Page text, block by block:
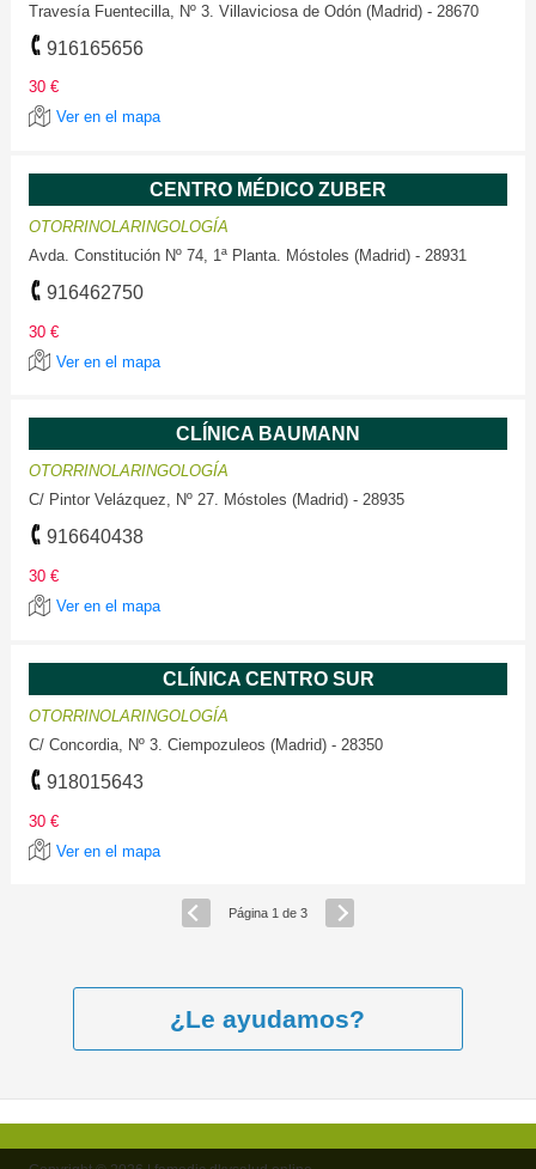
Travesía Fuentecilla, Nº 3. Villaviciosa de Odón (Madrid) - 28670
916165656
30 €
Ver en el mapa
CENTRO MÉDICO ZUBER
OTORRINOLARINGOLOGÍA
Avda. Constitución Nº 74, 1ª Planta. Móstoles (Madrid) - 28931
916462750
30 €
Ver en el mapa
CLÍNICA BAUMANN
OTORRINOLARINGOLOGÍA
C/ Pintor Velázquez, Nº 27. Móstoles (Madrid) - 28935
916640438
30 €
Ver en el mapa
CLÍNICA CENTRO SUR
OTORRINOLARINGOLOGÍA
C/ Concordia, Nº 3. Ciempozuleos (Madrid) - 28350
918015643
30 €
Ver en el mapa
Página 1 de 3
¿Le ayudamos?